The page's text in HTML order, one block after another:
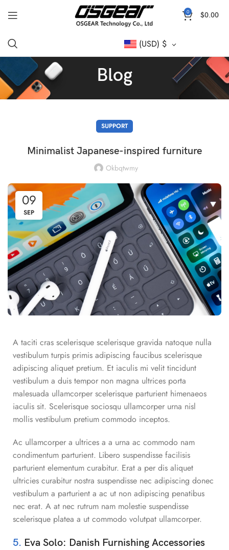
0 $0.00
(USD) $
Blog
SUPPORT
Minimalist Japanese-inspired furniture
Okbqtwmy
09
SEP
A taciti cras scelerisque scelerisque gravida natoque nulla
vestibulum turpis primis adipiscing faucibus scelerisque
adipiscing aliquet pretium. Et iaculis mi velit tincidunt
vestibulum a duis tempor non magna ultrices porta
malesuada ullamcorper scelerisque parturient himenaeos
iaculis sit. Scelerisque sociosqu ullamcorper urna nisl
mollis vestibulum pretium commodo inceptos.
Ac ullamcorper a ultrices a a urna ac commodo nam
condimentum parturient. Libero suspendisse facilisis
parturient elementum curabitur. Erat a per dis aliquet
ultricies curabitur nostra suspendisse nec adipiscing donec
vestibulum a parturient a ac ut non adipiscing penatibus
nec erat. A at nec rutrum nam molestie suspendisse
scelerisque platea a ut commodo volutpat ullamcorper.
5. Eva Solo: Danish Furnishing Accessories